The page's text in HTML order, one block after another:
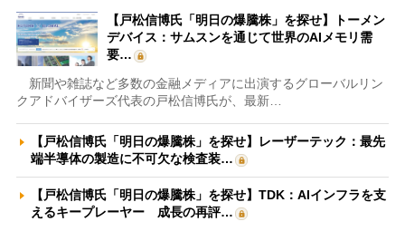
【戸松信博氏「明日の爆騰株」を探せ】トーメン
デバイス：サムスンを通じて世界のAIメモリ需
要…
新聞や雑誌など多数の金融メディアに出演するグローバルリン
クアドバイザーズ代表の戸松信博氏が、最新…
【戸松信博氏「明日の爆騰株」を探せ】レーザーテック：最先
端半導体の製造に不可欠な検査装…
【戸松信博氏「明日の爆騰株」を探せ】TDK：AIインフラを支
えるキープレーヤー 成長の再評…